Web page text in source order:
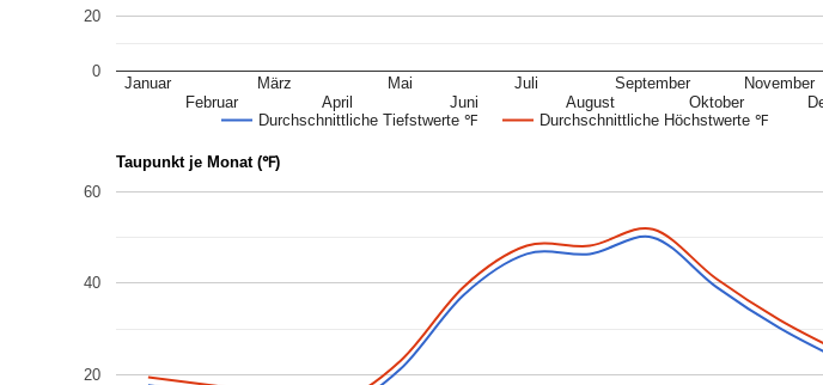
Durchschnittliche Tiefstwerte ℉ Durchschnittliche Höchstwerte ℉
Januar
Februar
März
April
Mai
Juni
Juli
August
September
Oktober
November
0
20
Taupunkt je Monat (℉)
20
40
60